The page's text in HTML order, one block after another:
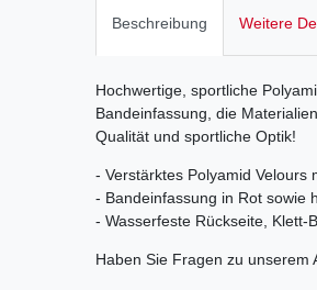
Beschreibung Weitere
Hochwertige, sportliche
Bandeinfassung, die
Qualität und sportliche Optik!
- Verstärktes Polyamid Velours
- Bandeinfassung in Rot sowie
- Wasserfeste Rückseite,
Haben Sie Fragen zu unserem